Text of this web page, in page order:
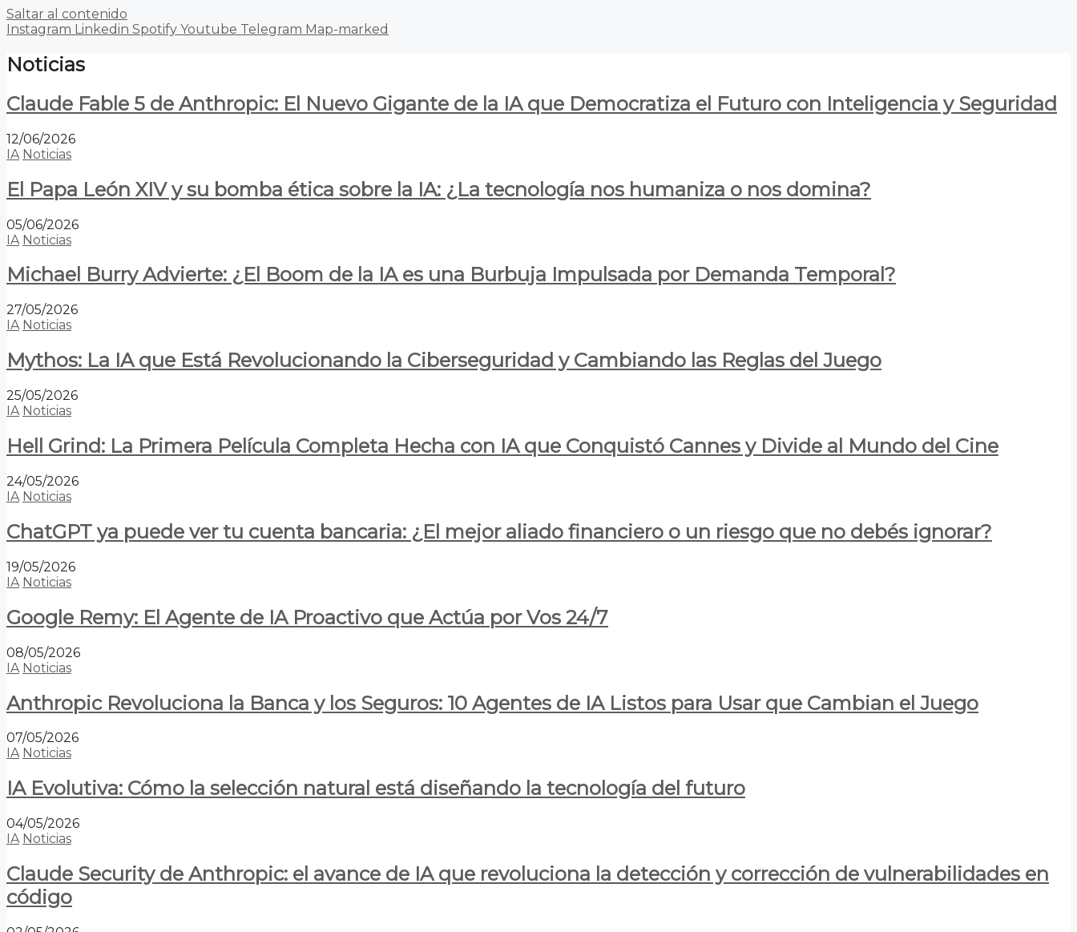
Saltar al contenido
Instagram Linkedin Spotify Youtube Telegram Map-marked
Noticias
Claude Fable 5 de Anthropic: El Nuevo Gigante de la IA que Democratiza el Futuro con Inteligencia y Seguridad
12/06/2026
IA Noticias
El Papa León XIV y su bomba ética sobre la IA: ¿La tecnología nos humaniza o nos domina?
05/06/2026
IA Noticias
Michael Burry Advierte: ¿El Boom de la IA es una Burbuja Impulsada por Demanda Temporal?
27/05/2026
IA Noticias
Mythos: La IA que Está Revolucionando la Ciberseguridad y Cambiando las Reglas del Juego
25/05/2026
IA Noticias
Hell Grind: La Primera Película Completa Hecha con IA que Conquistó Cannes y Divide al Mundo del Cine
24/05/2026
IA Noticias
ChatGPT ya puede ver tu cuenta bancaria: ¿El mejor aliado financiero o un riesgo que no debés ignorar?
19/05/2026
IA Noticias
Google Remy: El Agente de IA Proactivo que Actúa por Vos 24/7
08/05/2026
IA Noticias
Anthropic Revoluciona la Banca y los Seguros: 10 Agentes de IA Listos para Usar que Cambian el Juego
07/05/2026
IA Noticias
IA Evolutiva: Cómo la selección natural está diseñando la tecnología del futuro
04/05/2026
IA Noticias
Claude Security de Anthropic: el avance de IA que revoluciona la detección y corrección de vulnerabilidades en
código